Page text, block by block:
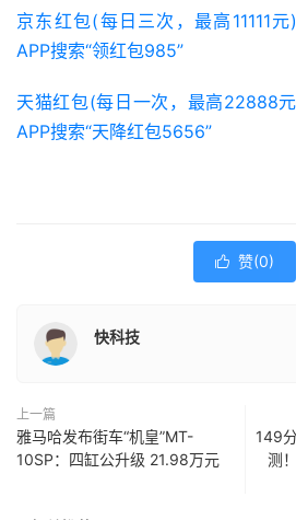
京东红包(每日三次，最高11111
APP搜索“领红包985”
天猫红包(每日一次，最高22888
APP搜索“天降红包5656”
 赞(0)
快科技
上一篇
雅马哈发布街车“机皇”MT-
10SP：四缸公升级 21.98万元
149
测